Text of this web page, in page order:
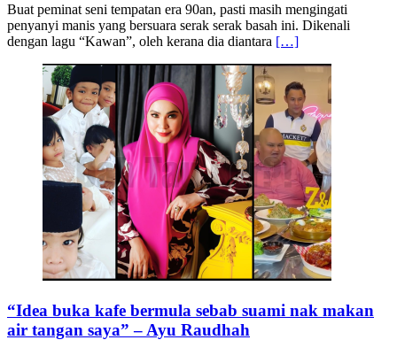
Buat peminat seni tempatan era 90an, pasti masih mengingati
penyanyi manis yang bersuara serak serak basah ini. Dikenali
dengan lagu “Kawan”, oleh kerana dia diantara […]
“Idea buka kafe bermula sebab suami nak makan
air tangan saya” – Ayu Raudhah